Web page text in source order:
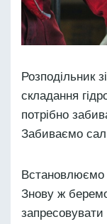
Розподільник
складання
потрібно
Забиваємо
Встановлюємо
Знову ж беремо